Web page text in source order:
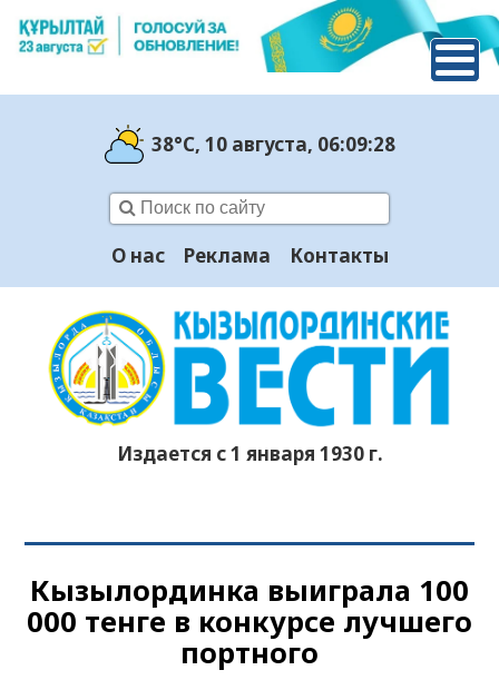
38°C, 10 августа, 06:09:29
О нас Реклама Контакты
Издается с 1 января 1930 г.
Кызылординка выиграла 100
000 тенге в конкурсе лучшего
портного